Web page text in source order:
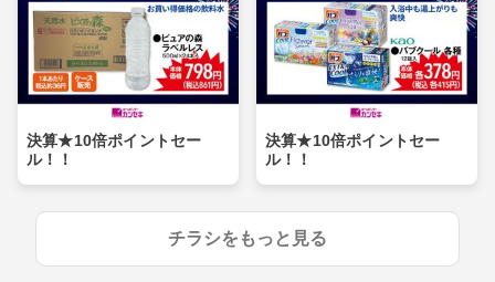
決算★10倍ポイントセー
ル！！
決算★10倍ポイントセー
ル！！
チラシをもっと見る